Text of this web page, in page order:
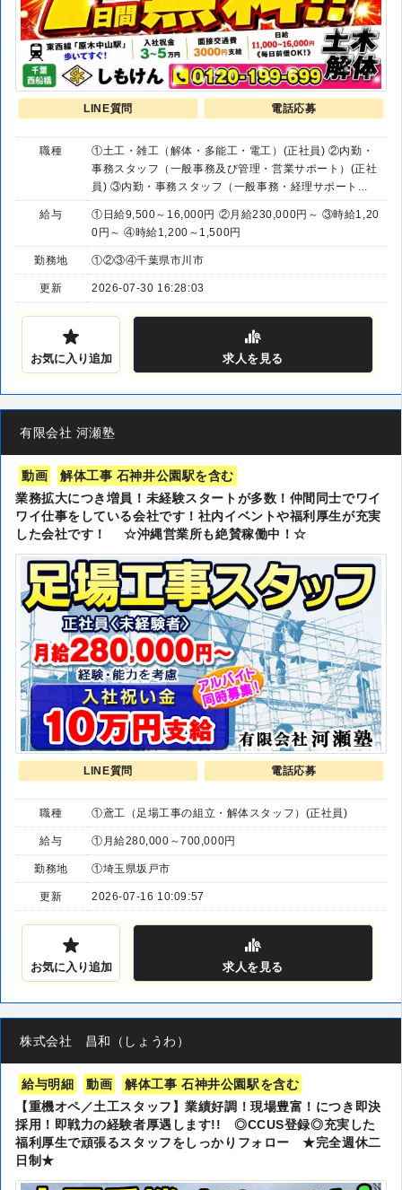
LINE質問 電話応募
職種
①土工・雑工（解体・多能工・電工）(正社員) ②内勤・
事務スタッフ（一般事務及び管理・営業サポート）(正社
員) ③内勤・事務スタッフ（一般事務・経理サポート...
給与
①日給9,500～16,000円 ②月給230,000円～ ③時給1,20
0円～ ④時給1,200～1,500円
勤務地 ①②③④千葉県市川市
更新 2026-07-30 16:28:03
お気に入り追加 求人を見る
有限会社 河瀬塾
動画
解体工事 石神井公園駅を含む
業務拡大につき増員！未経験スタートが多数！仲間同士でワイ
ワイ仕事をしている会社です！社内イベントや福利厚生が充実
した会社です！ ☆沖縄営業所も絶賛稼働中！☆
LINE質問 電話応募
職種 ①鳶工（足場工事の組立・解体スタッフ）(正社員)
給与 ①月給280,000～700,000円
勤務地 ①埼玉県坂戸市
更新 2026-07-16 10:09:57
お気に入り追加 求人 を見る
株式会社 昌和（しょうわ）
給与明細 動画
解体工事 石神井公園駅を含む
【重機オペ／土工スタッフ】業績好調！現場豊富！につき即決
採用！即戦力の経験者厚遇します!! ◎CCUS登録◎充実した
福利厚生で頑張るスタッフをしっかりフォロー ★完全週休二
日制★